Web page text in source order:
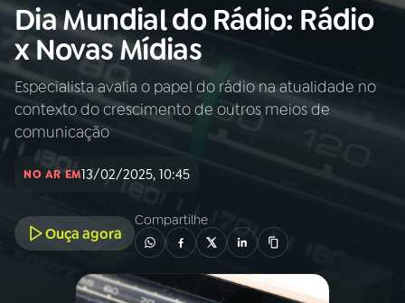
Buscar
na
Rádio
Nacional
Buscar
AO VIVO
01INÍCIO
02A RÁDIO
PROGRAMAÇÃO
Dia Mundial do Rádio: Rádio
x Novas Mídias
Especialista avalia o papel do rádio na atualidade no
contexto do crescimento de outros meios de
comunicação
NO AR EM13/02/2025, 10:45
Ouça agora
Compartilhe